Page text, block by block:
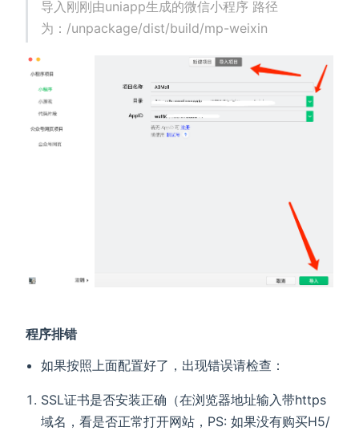
导入刚刚由uniapp生成的微信小程序 路径
为：/unpackage/dist/build/mp-weixin
程序排错
如果按照上面配置好了，出现错误请检查：
SSL证书是否安装正确（在浏览器地址输入带https
域名，看是否正常打开网站，PS: 如果没有购买H5/